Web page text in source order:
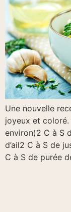
Une nouvelle
joyeux et
environ)2 C à S
d’ail2 C à S de
C à S de purée